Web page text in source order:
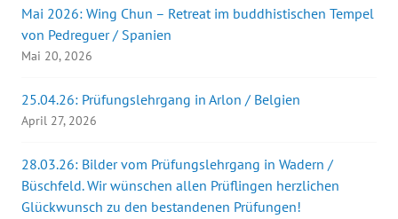
Mai 2026: Wing Chun – Retreat im buddhistischen Tempel
von Pedreguer / Spanien
Mai 20, 2026
25.04.26: Prüfungslehrgang in Arlon / Belgien
April 27, 2026
28.03.26: Bilder vom Prüfungslehrgang in Wadern /
Büschfeld. Wir wünschen allen Prüflingen herzlichen
Glückwunsch zu den bestandenen Prüfungen!